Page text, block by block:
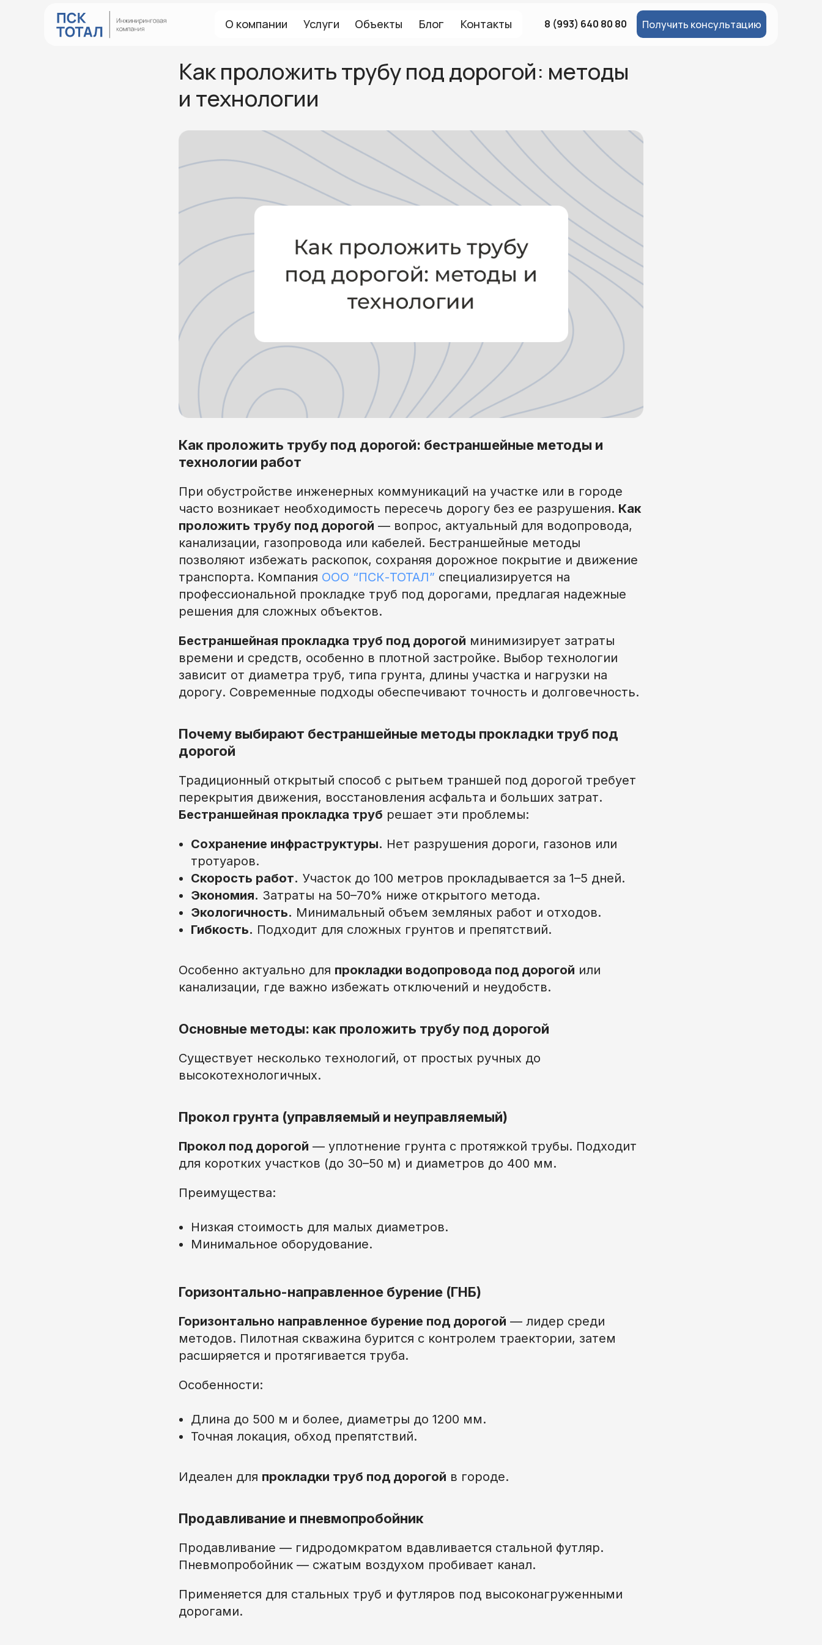
8 (993) 640 80 80‬
info@psk-
total.ru
О компании Услуги Объекты Блог Контакты Получить консультацию
Как проложить трубу под дорогой: методы
и технологии
Как проложить трубу под дорогой: бестраншейные методы и
технологии работ
При обустройстве инженерных коммуникаций на участке или в городе
часто возникает необходимость пересечь дорогу без ее разрушения. Как
проложить трубу под дорогой — вопрос, актуальный для водопровода,
канализации, газопровода или кабелей. Бестраншейные методы
позволяют избежать раскопок, сохраняя дорожное покрытие и движение
транспорта. Компания ООО “ПСК-ТОТАЛ” специализируется на
профессиональной прокладке труб под дорогами, предлагая надежные
решения для сложных объектов.
Бестраншейная прокладка труб под дорогой минимизирует затраты
времени и средств, особенно в плотной застройке. Выбор технологии
зависит от диаметра труб, типа грунта, длины участка и нагрузки на
дорогу. Современные подходы обеспечивают точность и долговечность.
Почему выбирают бестраншейные методы прокладки труб под
дорогой
Традиционный открытый способ с рытьем траншей под дорогой требует
перекрытия движения, восстановления асфальта и больших затрат.
Бестраншейная прокладка труб решает эти проблемы:
Сохранение инфраструктуры. Нет разрушения дороги, газонов или
тротуаров.
Скорость работ. Участок до 100 метров прокладывается за 1–5 дней.
Экономия. Затраты на 50–70% ниже открытого метода.
Экологичность. Минимальный объем земляных работ и отходов.
Гибкость. Подходит для сложных грунтов и препятствий.
Особенно актуально для прокладки водопровода под дорогой или
канализации, где важно избежать отключений и неудобств.
Основные методы: как проложить трубу под дорогой
Существует несколько технологий, от простых ручных до
высокотехнологичных.
Прокол грунта (управляемый и неуправляемый)
Прокол под дорогой — уплотнение грунта с протяжкой трубы. Подходит
для коротких участков (до 30–50 м) и диаметров до 400 мм.
Преимущества:
Низкая стоимость для малых диаметров.
Минимальное оборудование.
Горизонтально-направленное бурение (ГНБ)
Горизонтально направленное бурение под дорогой — лидер среди
методов. Пилотная скважина бурится с контролем траектории, затем
расширяется и протягивается труба.
Особенности:
Длина до 500 м и более, диаметры до 1200 мм.
Точная локация, обход препятствий.
Идеален для прокладки труб под дорогой в городе.
Продавливание и пневмопробойник
Продавливание — гидродомкратом вдавливается стальной футляр.
Пневмопробойник — сжатым воздухом пробивает канал.
Применяется для стальных труб и футляров под высоконагруженными
дорогами.